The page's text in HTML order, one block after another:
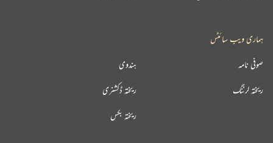
ہماری ویب سائٹس
ہندوی صوفی نامہ
ریختہ ڈکشنری ریختہ لرننگ
ریختہ بکس